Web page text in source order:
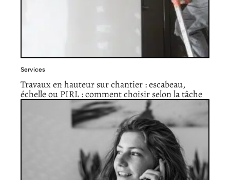
Services
Travaux en hauteur sur chantier : escabeau,
échelle ou PIRL : comment choisir selon la tâche